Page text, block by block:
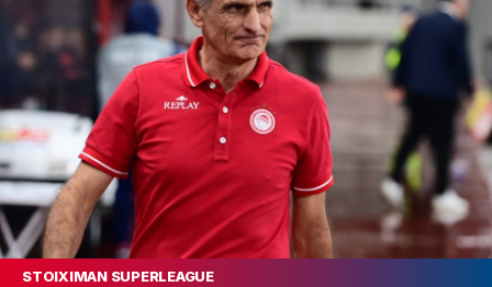
STOIXIMAN SUPERLEAGUE